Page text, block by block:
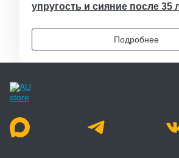
упругость и сияние после 35
Подробнее